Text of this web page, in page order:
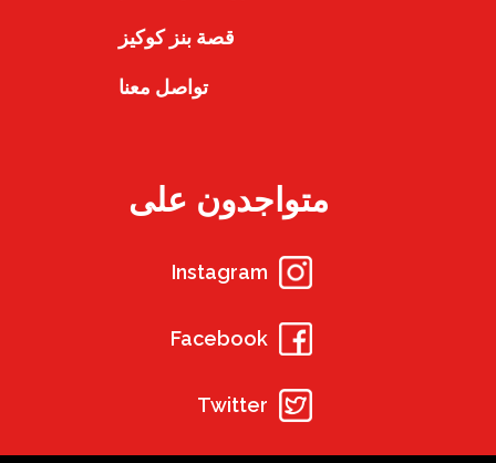
قصة بنز كوكيز
تواصل معنا
متواجدون على
Instagram
Facebook
Twitter